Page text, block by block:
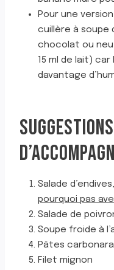
Pour une
cuillère à soupe
chocolat ou
15 ml de lait)
davantage
SUGGESTIONS
Salade
pourquoi pas
Salade de
Soupe froide à
Pâtes carbonara
Filet mignon